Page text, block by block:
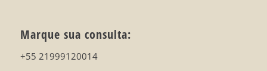
Marque sua consulta:
+55 21999120014